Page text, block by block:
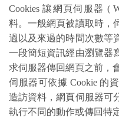
Cookies 讓網頁伺服器 (
料。一般網頁被讀取時，
過以及來過的時間次數等
一段簡短資訊經由瀏覽器
求伺服器傳回網頁之前，
伺服器可依據 Cookie 的
造訪資料，網頁伺服器可
執行不同的動作或傳回特